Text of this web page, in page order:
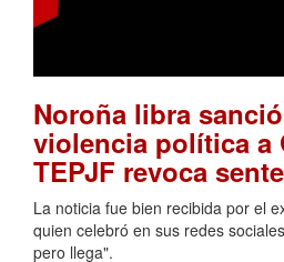
Noroña libra
violencia política a
TEPJF revoca
La noticia fue bien recibida por el
quien celebró en sus redes
pero llega".